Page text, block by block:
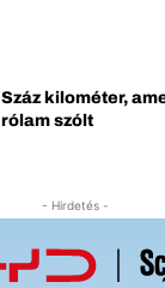
Száz kilométer,
rólam szólt
- Hirdetés -